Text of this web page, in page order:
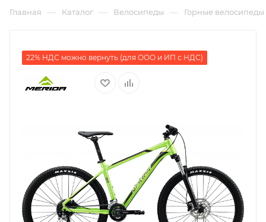
Главная — Каталог — Велосипеды — Горные велосипеды
22% НДС можно вернуть (для ООО и ИП с НДС)